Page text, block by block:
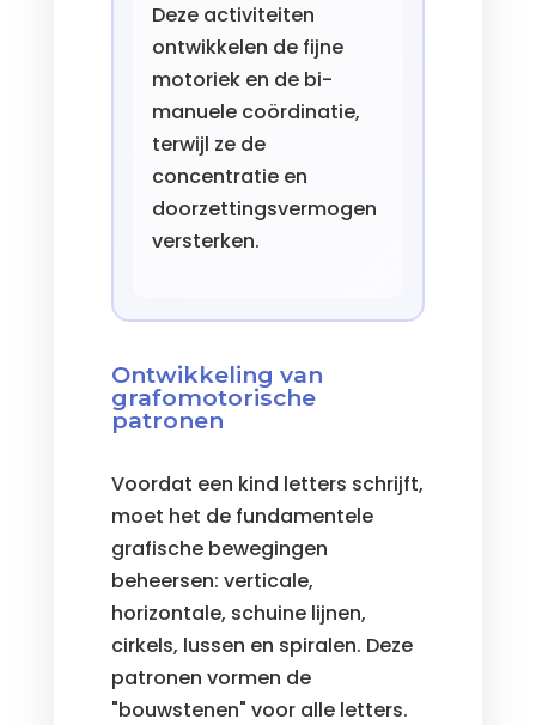
Deze activiteiten
ontwikkelen de fijne
motoriek en de bi-
manuele coördinatie,
terwijl ze de
concentratie en
doorzettingsvermogen
versterken.
Ontwikkeling van
grafomotorische
patronen
Voordat een kind letters schrijft,
moet het de fundamentele
grafische bewegingen
beheersen: verticale,
horizontale, schuine lijnen,
cirkels, lussen en spiralen. Deze
patronen vormen de
"bouwstenen" voor alle letters.